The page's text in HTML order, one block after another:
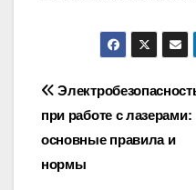
по
записям
при работе с лазерами:
основные правила и
нормы